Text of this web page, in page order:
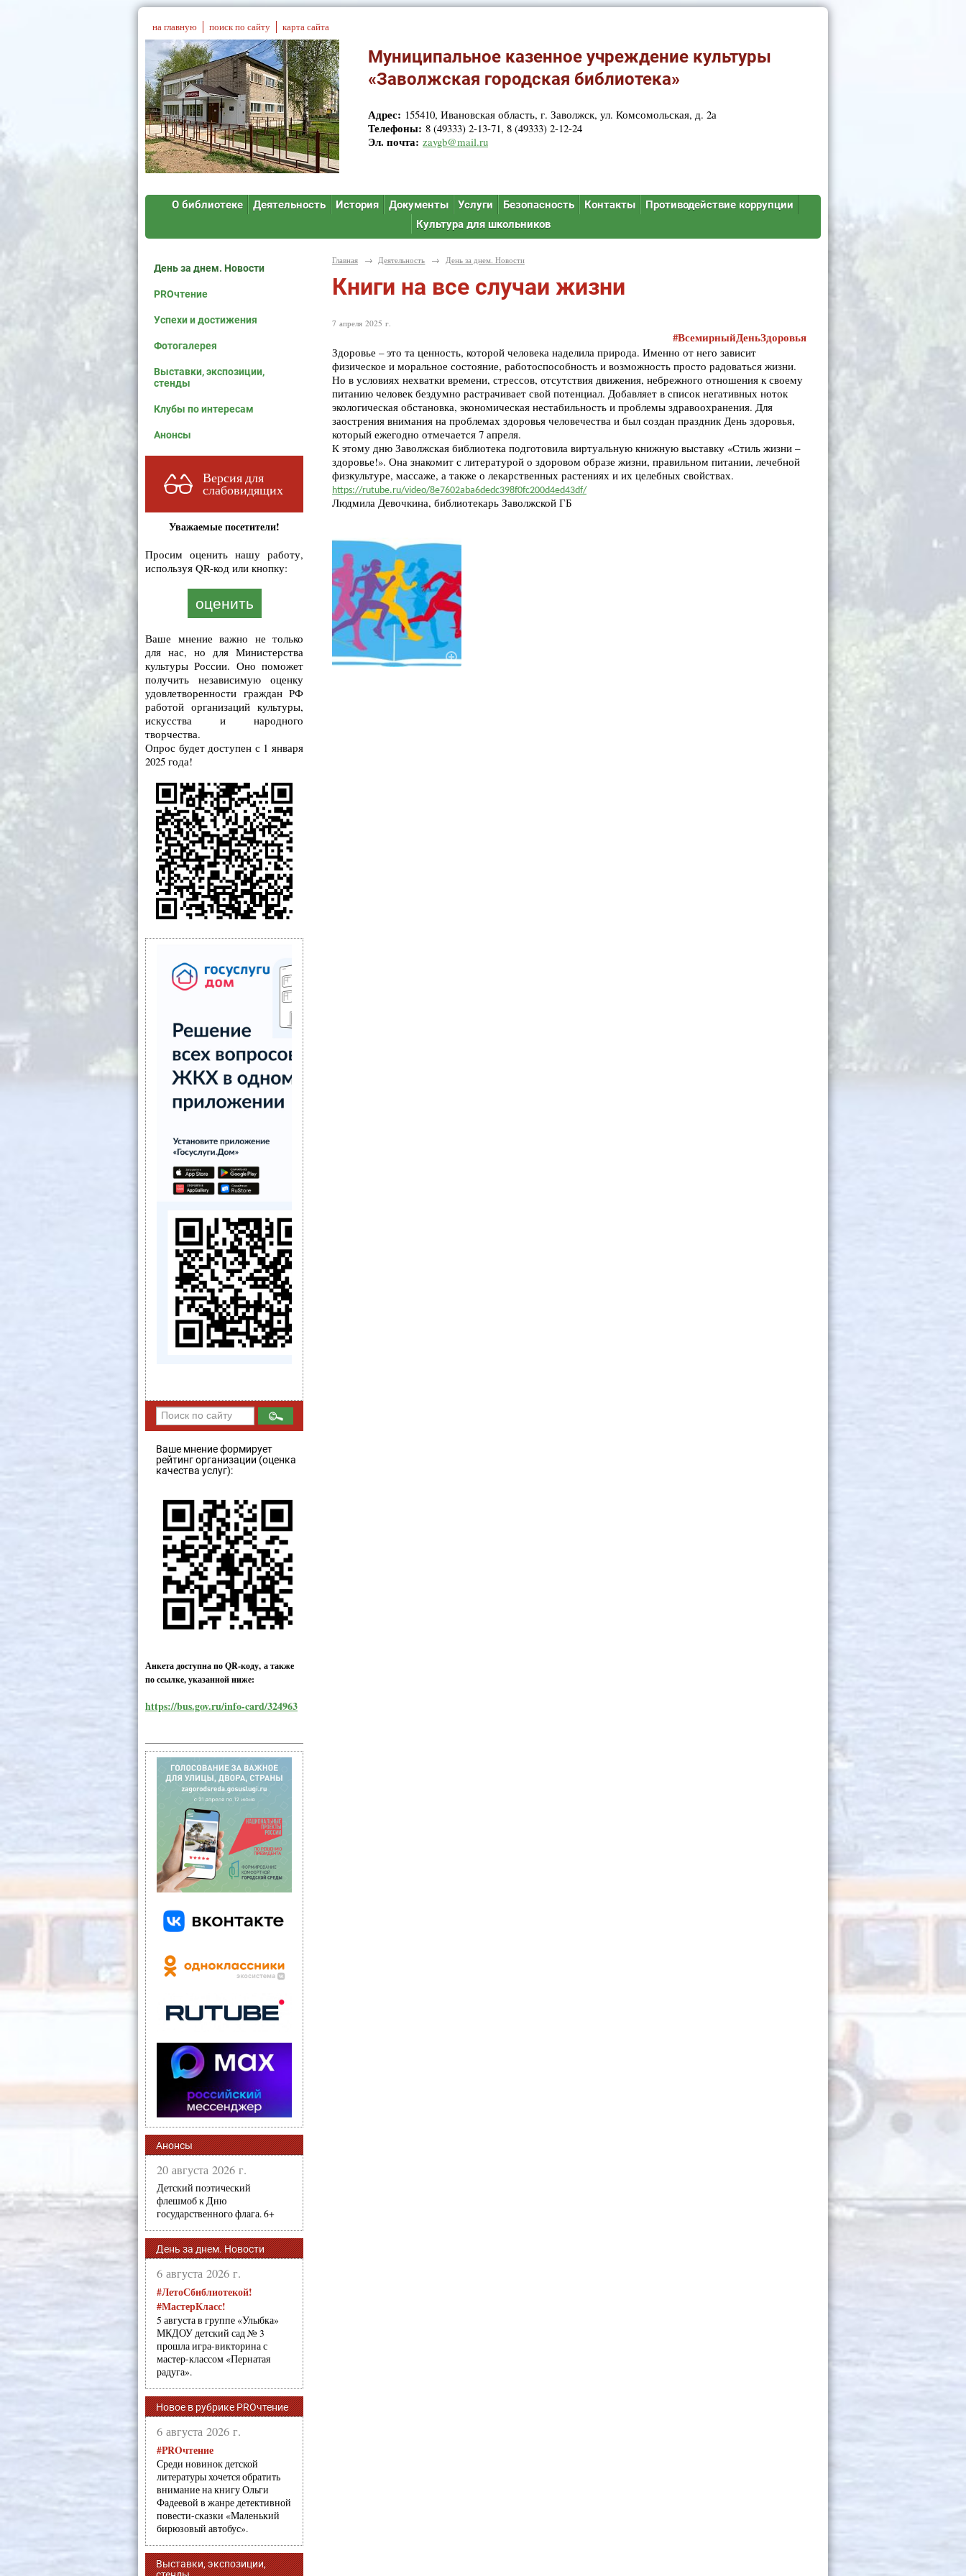
на главную поиск по сайту карта сайта
Муниципальное казенное учреждение культуры
«Заволжская городская библиотека»
Адрес: 155410, Ивановская область, г. Заволжск, ул. Комсомольская, д. 2а
Телефоны: 8 (49333) 2-13-71, 8 (49333) 2-12-24
Эл. почта: zavgb@mail.ru
О библиотеке Деятельность История Документы Услуги Безопасность Контакты
Противодействие коррупции
Культура для школьников
День за днем. Новости
PROчтение
Успехи и достижения
Фотогалерея
Выставки, экспозиции,
стенды
Клубы по интересам
Анонсы
Версия для
слабовидящих
Уважаемые посетители!
Просим оценить нашу работу,
используя QR-код или кнопку:
оценить
Ваше мнение важно не только
для нас, но для Министерства
культуры России. Оно поможет
получить независимую оценку
удовлетворенности граждан РФ
работой организаций культуры,
искусства и народного
творчества.
Опрос будет доступен с 1 января
2025 года!
Ваше мнение формирует
рейтинг организации (оценка
качества услуг):
Анкета доступна по QR-коду, а также
по ссылке, указанной ниже:
https://bus.gov.ru/info-card/324963
Анонсы
20 августа 2026 г.
Детский поэтический
флешмоб к Дню
государственного флага. 6+
День за днем. Новости
6 августа 2026 г.
#ЛетоСбиблиотекой!
#МастерКласс!
5 августа в группе «Улыбка»
МКДОУ детский сад № 3
прошла игра-викторина с
мастер-классом «Пернатая
радуга».
Новое в рубрике PROчтение
6 августа 2026 г.
#PROчтение
Среди новинок детской
литературы хочется обратить
внимание на книгу Ольги
Фадеевой в жанре детективной
повести-сказки «Маленький
бирюзовый автобус».
Выставки, экспозиции,
Главная → Деятельность → День за днем. Новости
Книги на все случаи жизни
7 апреля 2025 г.
#ВсемирныйДеньЗдоровья
Здоровье – это та ценность, которой человека наделила природа. Именно от него зависит
физическое и моральное состояние, работоспособность и возможность просто радоваться жизни.
Но в условиях нехватки времени, стрессов, отсутствия движения, небрежного отношения к своему
питанию человек бездумно растрачивает свой потенциал. Добавляет в список негативных ноток
экологическая обстановка, экономическая нестабильность и проблемы здравоохранения. Для
заострения внимания на проблемах здоровья человечества и был создан праздник День здоровья,
который ежегодно отмечается 7 апреля.
К этому дню Заволжская библиотека подготовила виртуальную книжную выставку «Стиль жизни –
здоровье!». Она знакомит с литературой о здоровом образе жизни, правильном питании, лечебной
физкультуре, массаже, а также о лекарственных растениях и их целебных свойствах.
https://rutube.ru/video/8e7602aba6dedc398f0fc200d4ed43df/
Людмила Девочкина, библиотекарь Заволжской ГБ